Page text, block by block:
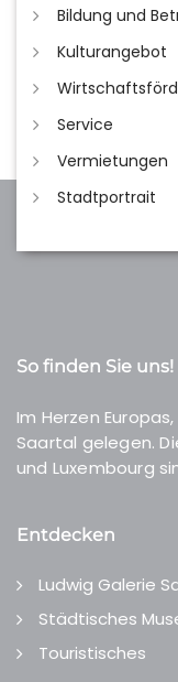
Bildung und
Kulturangebot
Service
Vermietungen
Stadtportrait
So finden Sie uns!
Im Herzen
Saartal gelegen.
und Luxembourg
Entdecken
Ludwig Galerie
Städtisches
Touristisches